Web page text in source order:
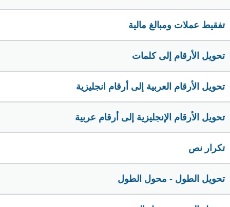
تفقيط عملات ومبالغ مالية
تحويل الأرقام إلى كلمات
تحويل الأرقام العربية إلى أرقام انجليزية
تحويل الأرقام الإنجليزية إلى أرقام عربية
تكرار نص
تحويل الطول - محول الطول